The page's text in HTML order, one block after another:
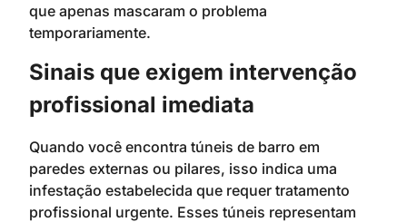
que apenas mascaram o problema
temporariamente.
Sinais que exigem intervenção
profissional imediata
Quando você encontra túneis de barro em
paredes externas ou pilares, isso indica uma
infestação estabelecida que requer tratamento
profissional urgente. Esses túneis representam